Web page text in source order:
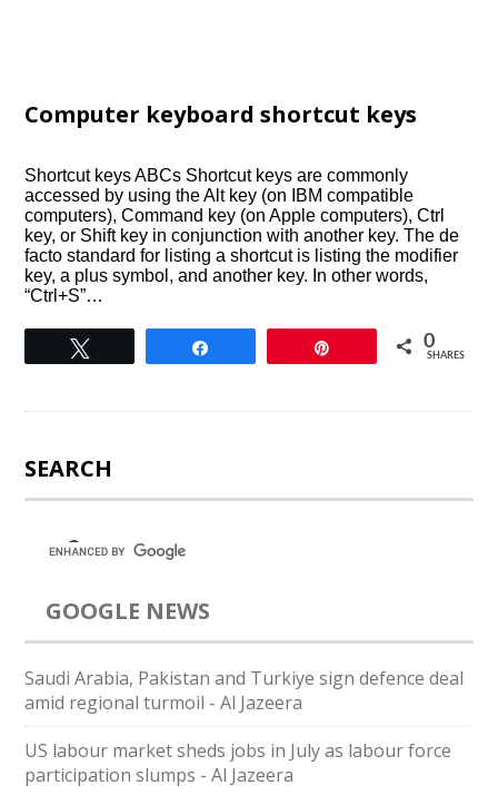
Computer keyboard shortcut keys
Shortcut keys ABCs Shortcut keys are commonly
accessed by using the Alt key (on IBM compatible
computers), Command key (on Apple computers), Ctrl
key, or Shift key in conjunction with another key. The de
facto standard for listing a shortcut is listing the modifier
key, a plus symbol, and another key. In other words,
“Ctrl+S”…
0
SHARES
SEARCH
GOOGLE NEWS
Saudi ⁠Arabia, Pakistan and Turkiye sign defence deal
amid regional turmoil - Al Jazeera
US labour market sheds jobs in July as labour force
participation slumps - Al Jazeera